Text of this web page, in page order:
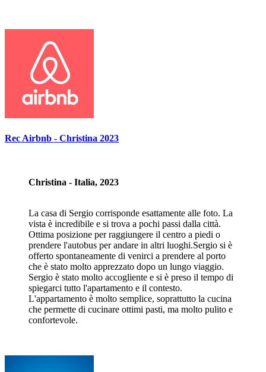
Rec Airbnb - Christina 2023
Christina - Italia, 2023
La casa di Sergio corrisponde esattamente alle foto. La
vista è incredibile e si trova a pochi passi dalla città.
Ottima posizione per raggiungere il centro a piedi o
prendere l'autobus per andare in altri luoghi.Sergio si è
offerto spontaneamente di venirci a prendere al porto
che è stato molto apprezzato dopo un lungo viaggio.
Sergio è stato molto accogliente e si è preso il tempo di
spiegarci tutto l'apartamento e il contesto.
L'appartamento è molto semplice, soprattutto la cucina
che permette di cucinare ottimi pasti, ma molto pulito e
confortevole.